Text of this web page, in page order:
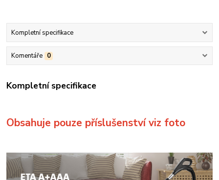
Kompletní specifikace
Komentáře 0
Kompletní specifikace
Obsahuje pouze příslušenství viz foto